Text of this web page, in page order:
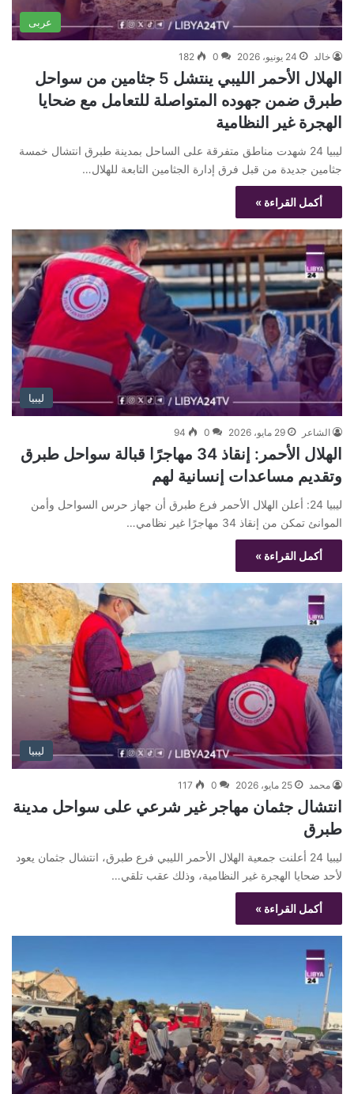
عربى
خالد 24 يونيو، 2026 0
182
الهلال الأحمر الليبي ينتشل 5 جثامين من سواحل
طبرق ضمن جهوده المتواصلة للتعامل مع ضحايا
الهجرة غير النظامية
ليبيا 24 شهدت مناطق متفرقة على الساحل بمدينة طبرق انتشال خمسة
جثامين جديدة من قبل فرق إدارة الجثامين التابعة للهلال…
أكمل القراءة »
ليبيا
الشاعر 29 مايو، 2026 0
94
الهلال الأحمر: إنقاذ 34 مهاجرًا قبالة سواحل طبرق
وتقديم مساعدات إنسانية لهم
ليبيا 24: أعلن الهلال الأحمر فرع طبرق أن جهاز حرس السواحل وأمن
الموانئ تمكن من إنقاذ 34 مهاجرًا غير نظامي…
أكمل القراءة »
ليبيا
محمد 25 مايو، 2026 0
117
انتشال جثمان مهاجر غير شرعي على سواحل مدينة
طبرق
ليبيا 24 أعلنت جمعية الهلال الأحمر الليبي فرع طبرق، انتشال جثمان يعود
لأحد ضحايا الهجرة غير النظامية، وذلك عقب تلقي…
أكمل القراءة »